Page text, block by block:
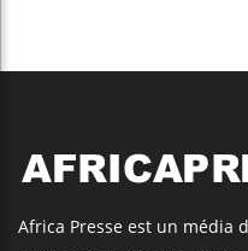
Africa Presse est un média